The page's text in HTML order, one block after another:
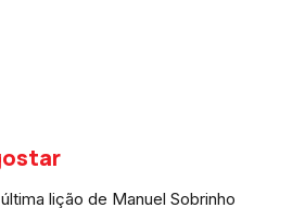
lição de Manuel Sobrinho